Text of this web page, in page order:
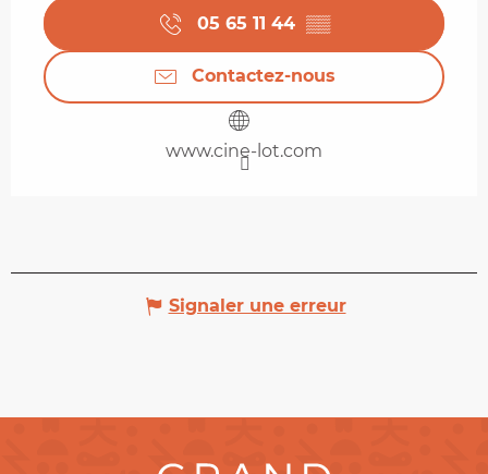
05 65 11 44 ▒▒
Contactez-nous
www.cine-lot.com
Signaler une erreur